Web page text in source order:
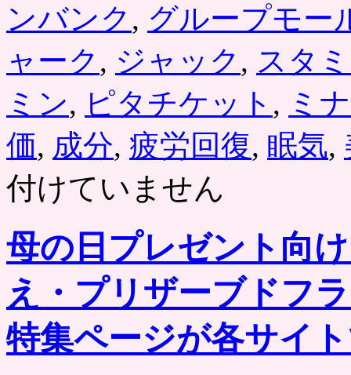
ンバンク , グループモー
ャーク , ジャック , スタ
ミン, ピタチケット , ミ
価, 成分, 疲労回復, 眠気,
付けていません
母の日プレゼント向
え・プリザーブドフ
特集ページが各サイ